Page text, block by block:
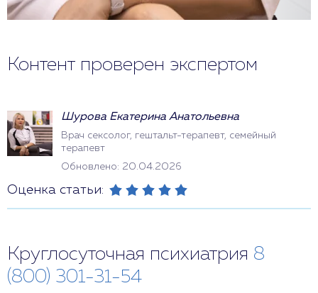
Контент проверен экспертом
Шурова Екатерина Анатольевна
Врач сексолог, гештальт-терапевт, семейный
терапевт
Обновлено: 20.04.2026
Оценка статьи:
Круглосуточная психиатрия 8
(800) 301-31-54